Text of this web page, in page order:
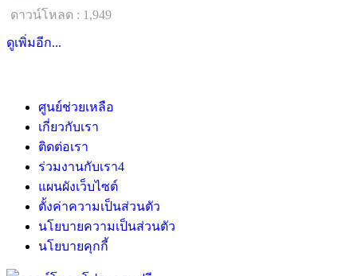
ดาวน์โหลด : 1,949
ดูเพิ่มอีก...
ศูนย์ช่วยเหลือ
เกี่ยวกับเรา
ติดต่อเรา
ร่วมงานกับเรา4
แผนผังเว็บไซต์
ตั้งค่าความเป็นส่วนตัว
นโยบายความเป็นส่วนตัว
นโยบายคุกกี้